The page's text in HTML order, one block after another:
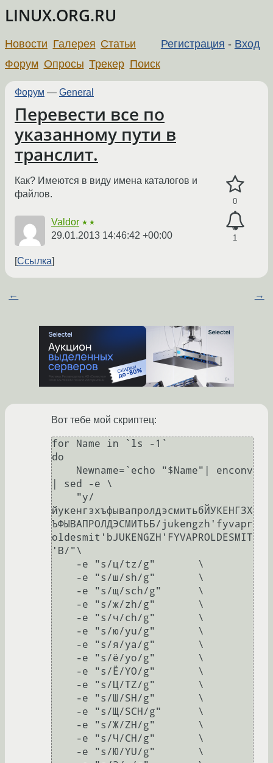
LINUX.ORG.RU
Регистрация - Вход
Новости Галерея Статьи
Форум Опросы Трекер Поиск
Форум — General
Перевести все по
указанному пути в
транслит.
0
1
Как? Имеются в виду имена каталогов и
файлов.
Valdor ★★
29.01.2013 14:46:42 +00:00
Ссылка
← →
Вот тебе мой скриптец:
for Name in `ls -1`
do
| sed -e \
йукенгзхъфывапролдэсмитьбЙУКЕНГЗХ
ЪФЫВАПРОЛДЭСМИТЬБ/jukengzh'fyvapr
oldesmit'bJUKENGZH'FYVAPROLDESMIT
'B/"\